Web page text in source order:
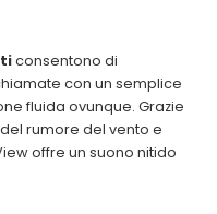
consentono di
con un semplice
fluida ovunque. Grazie
rumore del vento e
offre un suono nitido